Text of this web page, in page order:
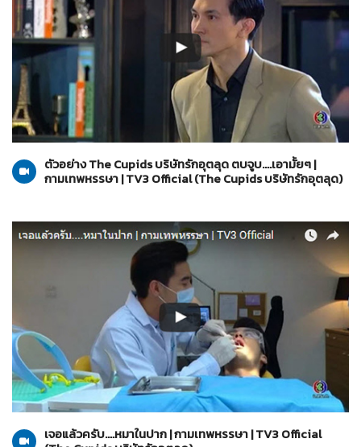
10-03-2560
The Cupids บริษัทรักอุตลุด
ตัวอย่าง The Cupids บริษัทรักอุตลุด ตบจูบ....เอามั้ยๆ |
กามเทพหรรษา | TV3 Official (The Cupids บริษัทรักอุตลุด)
10-03-2560
The Cupids บริษัทรักอุตลุด
เจอแล้วครับ....หมาในปาก | กามเทพหรรษา | TV3 Official